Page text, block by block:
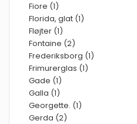
Fiore (1)
Florida, glat (1)
Fløjter (1)
Fontaine (2)
Frederiksborg (1)
Frimurerglas (1)
Gade (1)
Galla (1)
Georgette. (1)
Gerda (2)